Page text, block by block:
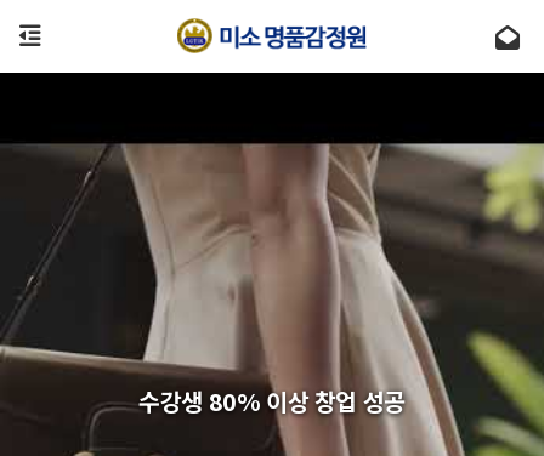
수강생 80% 이상 창업 성공